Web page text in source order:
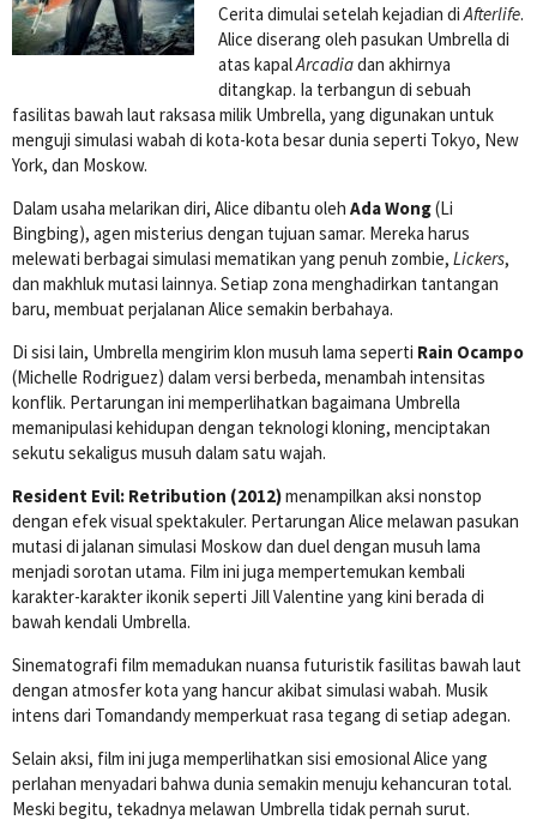
Cerita dimulai setelah kejadian di Afterlife.
Alice diserang oleh pasukan Umbrella di
atas kapalArcadiadan akhirnya
ditangkap. Ia terbangun di sebuah
fasilitas bawah laut raksasa milik Umbrella, yang digunakan untuk
menguji simulasi wabah di kota-kota besar dunia seperti Tokyo, New
York, dan Moskow.
Dalam usaha melarikan diri, Alice dibantu oleh Ada Wong(Li
Bingbing), agen misterius dengan tujuan samar. Mereka harus
melewati berbagai simulasi mematikan yang penuh zombie, Lickers,
dan makhluk mutasi lainnya. Setiap zona menghadirkan tantangan
baru, membuat perjalanan Alice semakin berbahaya.
Di sisi lain, Umbrella mengirim klon musuh lama seperti Rain Ocampo
(Michelle Rodriguez) dalam versi berbeda, menambah intensitas
konflik. Pertarungan ini memperlihatkan bagaimana Umbrella
memanipulasi kehidupan dengan teknologi kloning, menciptakan
sekutu sekaligus musuh dalam satu wajah.
Resident Evil: Retribution (2012)menampilkan aksi nonstop
dengan efek visual spektakuler. Pertarungan Alice melawan pasukan
mutasi di jalanan simulasi Moskow dan duel dengan musuh lama
menjadi sorotan utama. Film ini juga mempertemukan kembali
karakter-karakter ikonik seperti Jill Valentine yang kini berada di
bawah kendali Umbrella.
Sinematografi film memadukan nuansa futuristik fasilitas bawah laut
dengan atmosfer kota yang hancur akibat simulasi wabah. Musik
intens dari Tomandandy memperkuat rasa tegang di setiap adegan.
Selain aksi, film ini juga memperlihatkan sisi emosional Alice yang
perlahan menyadari bahwa dunia semakin menuju kehancuran total.
Meski begitu, tekadnya melawan Umbrella tidak pernah surut.